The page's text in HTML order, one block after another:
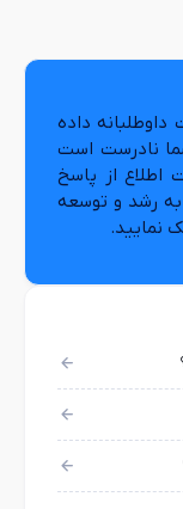
داده
نادرست است
اطلاع از پاسخ
رشد و توسعه
نمایید.